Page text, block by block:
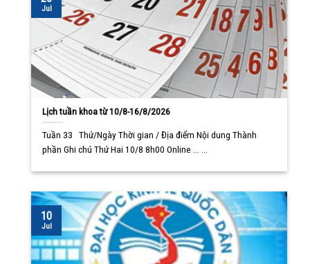
Lịch tuần khoa từ 10/8-16/8/2026
Tuần 33 Thứ/Ngày Thời gian / Địa điểm Nội dung Thành
phần Ghi chú Thứ Hai 10/8 8h00 Online ... ...
Jul
10
Jul